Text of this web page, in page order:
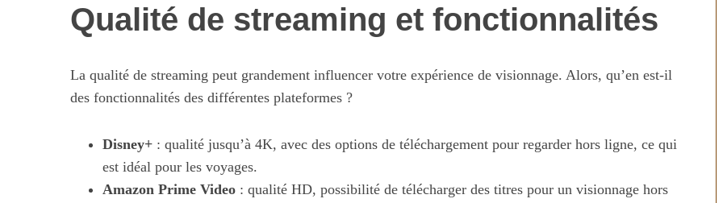
Qualité de streaming et fonctionnalités
La qualité de streaming peut grandement influencer votre expérience de visionnage. Alors, qu’en est-il
des fonctionnalités des différentes plateformes ?
Disney+ : qualité jusqu’à 4K, avec des options de téléchargement pour regarder hors ligne, ce qui
est idéal pour les voyages.
Amazon Prime Video : qualité HD, possibilité de télécharger des titres pour un visionnage hors